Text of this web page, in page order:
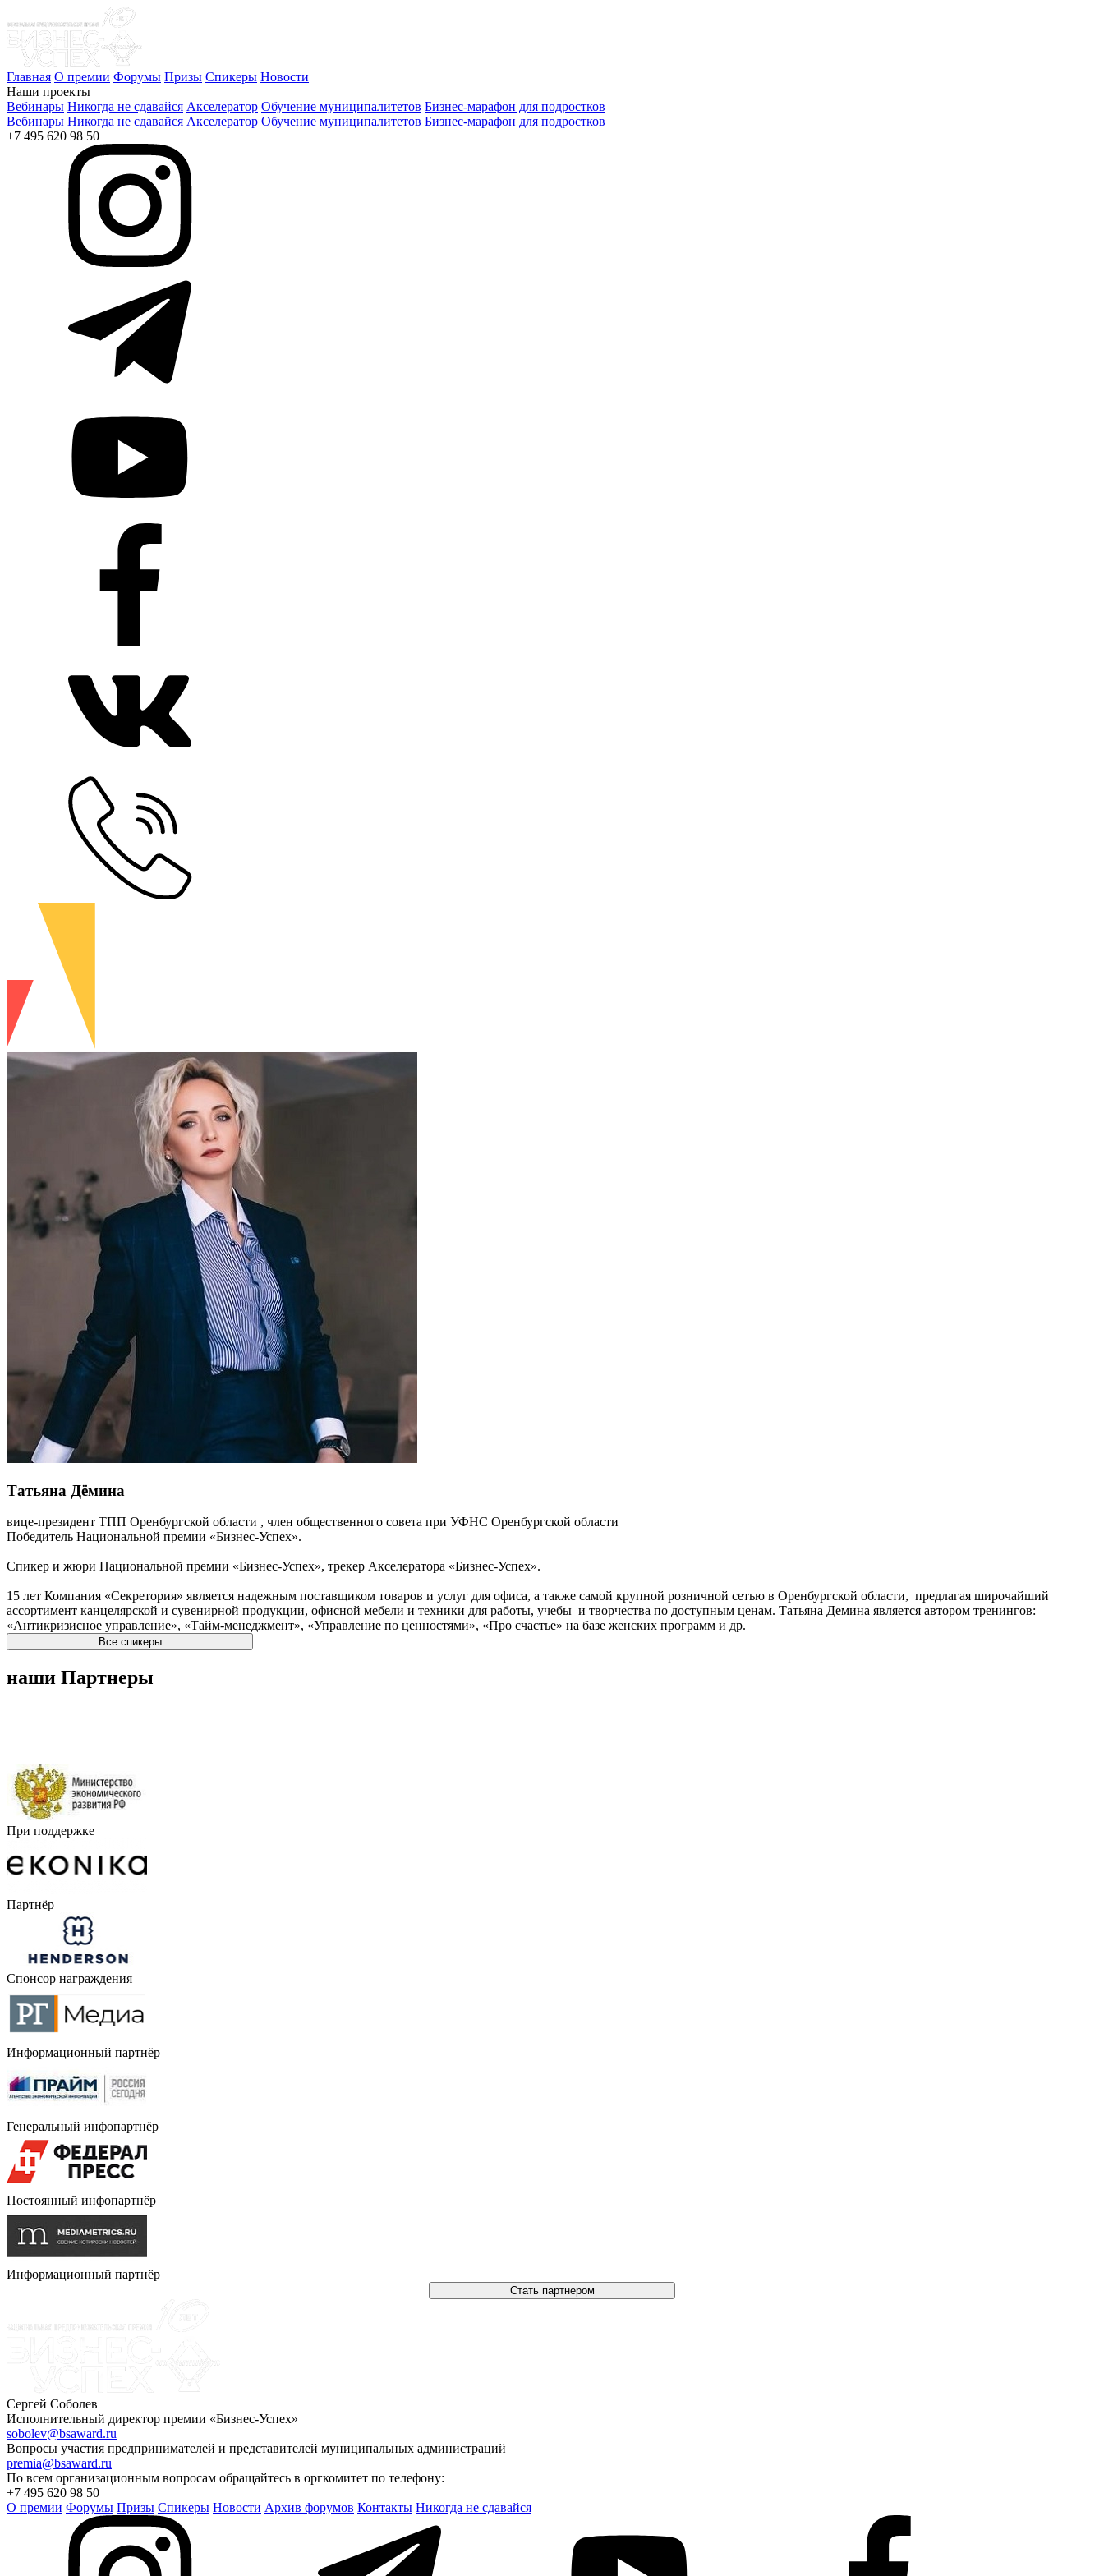
Главная О премии Форумы Призы Спикеры Новости
Наши проекты
Вебинары Никогда не сдавайся Акселератор Обучение муниципалитетов Бизнес-марафон для подростков
Вебинары Никогда не сдавайся Акселератор Обучение муниципалитетов Бизнес-марафон для подростков
+7 495 620 98 50
Татьяна Дёмина
вице-президент ТПП Оренбургской области , член общественного совета при УФНС Оренбургской области
Победитель Национальной премии «Бизнес-Успех».
Спикер и жюри Национальной премии «Бизнес-Успех», трекер Акселератора «Бизнес-Успех».
15 лет Компания «Секретория» является надежным поставщиком товаров и услуг для офиса, а также самой крупной розничной сетью в Оренбургской области, предлагая широчайший
ассортимент канцелярской и сувенирной продукции, офисной мебели и техники для работы, учебы и творчества по доступным ценам. Татьяна Демина является автором тренингов:
«Антикризисное управление», «Тайм-менеджмент», «Управление по ценностями», «Про счастье» на базе женских программ и др.
Все спикеры
наши Партнеры
При поддержке
Партнёр
Спонсор награждения
Информационный партнёр
Генеральный инфопартнёр
Постоянный инфопартнёр
Информационный партнёр
Стать партнером
Сергей Соболев
Исполнительный директор премии «Бизнес-Успех»
sobolev@bsaward.ru
Вопросы участия предпринимателей и представителей муниципальных администраций
premia@bsaward.ru
По всем организационным вопросам обращайтесь в оргкомитет по телефону:
+7 495 620 98 50
О премии Форумы Призы Спикеры Новости Архив форумов Контакты Никогда не сдавайся